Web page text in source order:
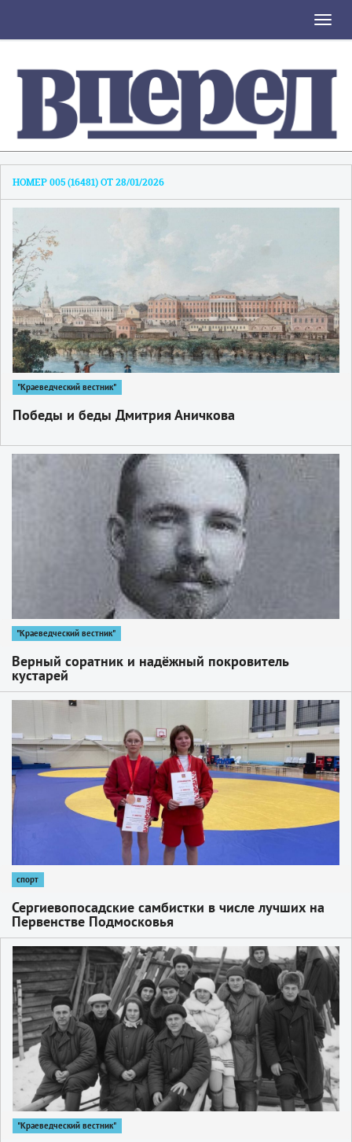
Toggle
НОМЕР 005 (16481) ОТ 28/01/2026
"Краеведческий вестник"
Победы и беды Дмитрия Аничкова
1
"Краеведческий вестник"
Верный соратник и надёжный покровитель
кустарей
спорт
Сергиевопосадские самбистки в числе лучших на
Первенстве Подмосковья
1
"Краеведческий вестник"